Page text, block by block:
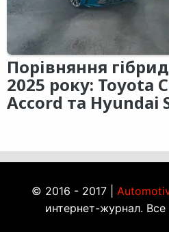
Порівняння
2025 року: Toyota
Accord та Hyundai
© 2016 - 2017 |
интернет-журнал.